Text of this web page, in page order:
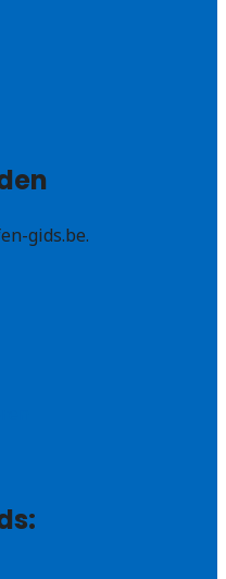
gids.be.